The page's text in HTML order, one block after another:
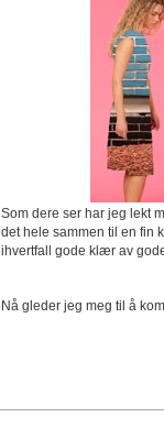
Som dere ser har jeg lekt
det hele sammen til en fin
ihvertfall gode klær av
Nå gleder jeg meg til å